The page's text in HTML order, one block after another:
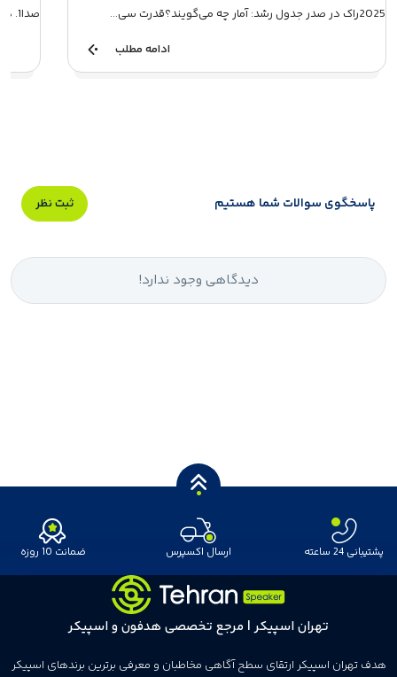
2025راک در صدر جدول رشد: آمار چه می‌گویند؟قدرت سی...
ادامه مطلب
صدا1. دد کندیز – تعطیلات در کامبوج2. سوشال ...
پاسخگوی سوالات شما هستیم ثبت نظر
دیدگاهی وجود ندارد!
پشتیبانی 24 ساعته ارسال اکسپرس ضمانت 10 روزه
تهران اسپیکر | مرجع تخصصی هدفون و اسپیکر
هدف تهران اسپیکر ارتقای سطح آگاهی مخاطبان و معرفی برترین برندهای اسپیکر